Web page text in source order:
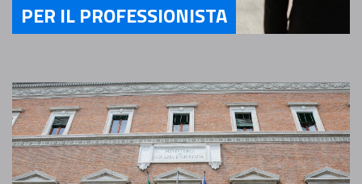
PER IL PROFESSIONISTA